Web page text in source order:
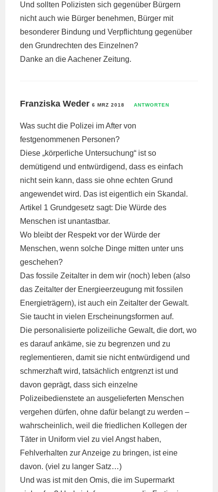
Und sollten Polizisten sich gegenüber Bürgern
nicht auch wie Bürger benehmen, Bürger mit
besonderer Bindung und Verpflichtung gegenüber
den Grundrechten des Einzelnen?
Danke an die Aachener Zeitung.
Franziska Weder 6 MRZ 2018 ANTWORTEN
Was sucht die Polizei im After von
festgenommenen Personen?
Diese „körperliche Untersuchung“ ist so
demütigend und entwürdigend, dass es einfach
nicht sein kann, dass sie ohne echten Grund
angewendet wird. Das ist eigentlich ein Skandal.
Artikel 1 Grundgesetz sagt: Die Würde des
Menschen ist unantastbar.
Wo bleibt der Respekt vor der Würde der
Menschen, wenn solche Dinge mitten unter uns
geschehen?
Das fossile Zeitalter in dem wir (noch) leben (also
das Zeitalter der Energieerzeugung mit fossilen
Energieträgern), ist auch ein Zeitalter der Gewalt.
Sie taucht in vielen Erscheinungsformen auf.
Die personalisierte polizeiliche Gewalt, die dort, wo
es darauf ankäme, sie zu begrenzen und zu
reglementieren, damit sie nicht entwürdigend und
schmerzhaft wird, tatsächlich entgrenzt ist und
davon geprägt, dass sich einzelne
Polizeibedienstete an ausgelieferten Menschen
vergehen dürfen, ohne dafür belangt zu werden –
wahrscheinlich, weil die friedlichen Kollegen der
Täter in Uniform viel zu viel Angst haben,
Fehlverhalten zur Anzeige zu bringen, ist eine
davon. (viel zu langer Satz…)
Und was ist mit den Omis, die im Supermarkt